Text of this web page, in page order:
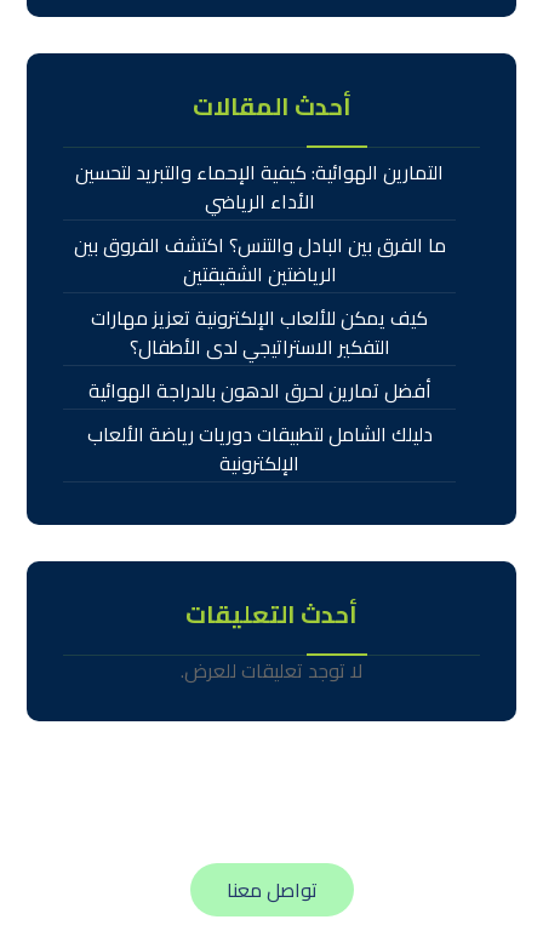
أحدث المقالات
التمارين الهوائية: كيفية الإحماء والتبريد لتحسين
الأداء الرياضي
ما الفرق بين البادل والتنس؟ اكتشف الفروق بين
الرياضتين الشقيقتين
كيف يمكن للألعاب الإلكترونية تعزيز مهارات
التفكير الاستراتيجي لدى الأطفال؟
أفضل تمارين لحرق الدهون بالدراجة الهوائية
دليلك الشامل لتطبيقات دوريات رياضة الألعاب
الإلكترونية
أحدث التعليقات
لا توجد تعليقات للعرض.
تواصل معنا